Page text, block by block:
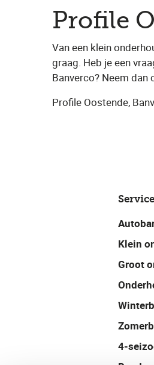
Profile
Van een klein
graag. Heb je een
Banverco​? Neem
Profile Oostende,
Klein
Groot
4-